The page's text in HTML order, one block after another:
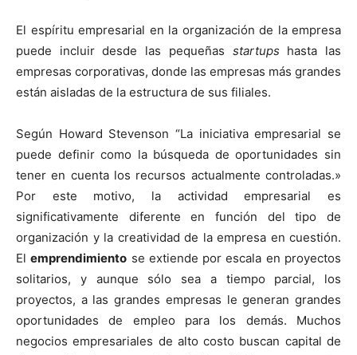
El espíritu empresarial en la organización de la empresa
puede incluir desde las pequeñas startups hasta las
empresas corporativas, donde las empresas más grandes
están aisladas de la estructura de sus filiales.
Según Howard Stevenson “La iniciativa empresarial se
puede definir como la búsqueda de oportunidades sin
tener en cuenta los recursos actualmente controladas.»
Por este motivo, la actividad empresarial es
significativamente diferente en función del tipo de
organización y la creatividad de la empresa en cuestión.
Elemprendimiento se extiende por escala en proyectos
solitarios, y aunque sólo sea a tiempo parcial, los
proyectos, a las grandes empresas le generan grandes
oportunidades de empleo para los demás. Muchos
negocios empresariales de alto costo buscan capital de